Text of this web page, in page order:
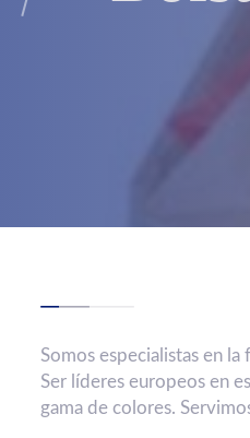
Somos especialistas en
Ser líderes europeos en
gama de colores.